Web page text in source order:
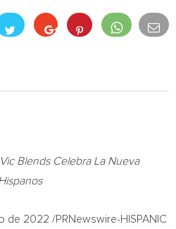
Blends Celebra La Nueva
de 2022 /PRNewswire-HISPANIC